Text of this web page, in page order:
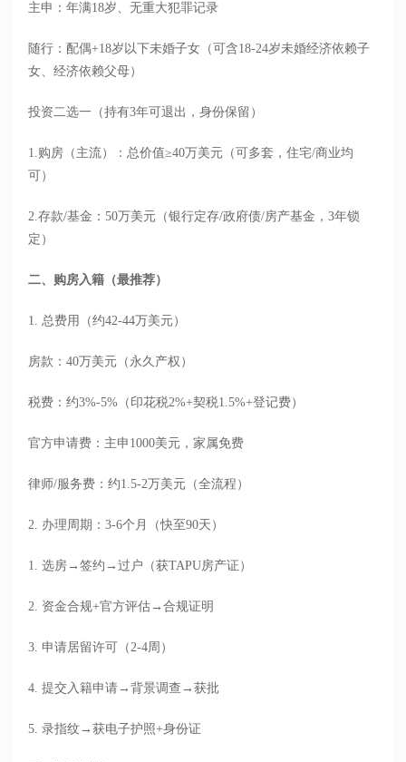
主申：年满18岁、无重大犯罪记录
随行：配偶+18岁以下未婚子女（可含18-24岁未婚经济依赖子
女、经济依赖父母）
投资二选一（持有3年可退出，身份保留）
1.购房（主流）：总价值≥40万美元（可多套，住宅/商业均
可）
2.存款/基金：50万美元（银行定存/政府债/房产基金，3年锁
定）
二、购房入籍（最推荐）
1. 总费用（约42-44万美元）
房款：40万美元（永久产权）
税费：约3%-5%（印花税2%+契税1.5%+登记费）
官方申请费：主申1000美元，家属免费
律师/服务费：约1.5-2万美元（全流程）
2. 办理周期：3-6个月（快至90天）
1. 选房→签约→过户（获TAPU房产证）
2. 资金合规+官方评估→合规证明
3. 申请居留许可（2-4周）
4. 提交入籍申请→背景调查→获批
5. 录指纹→获电子护照+身份证